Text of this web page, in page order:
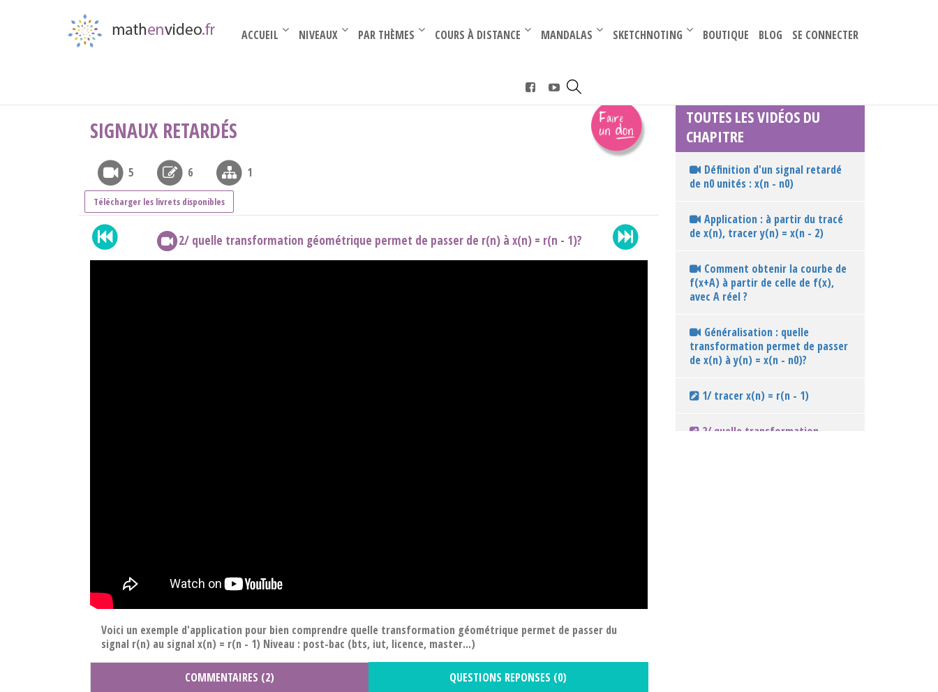
ACCUEIL NIVEAUX PAR THÈMES COURS À DISTANCE – MANDALAS – SKETCHNOTING – BOUTIQUE BLOG SE CONNECTER
SIGNAUX RETARDÉS
5 6 1
Télécharger les livrets disponibles
2/ quelle transformation géométrique permet de passer de r(n) à x(n) = r(n - 1)?
Voici un exemple d'application pour bien comprendre quelle transformation géométrique permet de passer du
signal r(n) au signal x(n) = r(n - 1) Niveau : post-bac (bts, iut, licence, master...)
COMMENTAIRES (2) QUESTIONS REPONSES (0)
TOUTES LES VIDÉOS DU
CHAPITRE
Définition d'un signal retardé
de n0 unités : x(n - n0)
Application : à partir du tracé
de x(n), tracer y(n) = x(n - 2)
Comment obtenir la courbe de
f(x+A) à partir de celle de f(x),
avec A réel ?
Généralisation : quelle
transformation permet de passer
de x(n) à y(n) = x(n - n0)?
1/ tracer x(n) = r(n - 1)
2/ quelle transformation